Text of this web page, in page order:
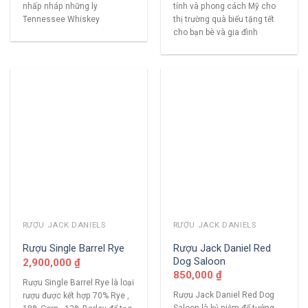
nhấp nháp những ly
Tennessee Whiskey
tính và phong cách Mỹ cho
thị trường quà biếu tặng tết
cho bạn bè và gia đình
RƯỢU JACK DANIELS
Rượu Single Barrel Rye
2,900,000 ₫
Rượu Single Barrel Rye là loại
rượu được kết hợp 70% Rye ,
RƯỢU JACK DANIELS
Rượu Jack Daniel Red
Dog Saloon
850,000 ₫
Rượu Jack Daniel Red Dog